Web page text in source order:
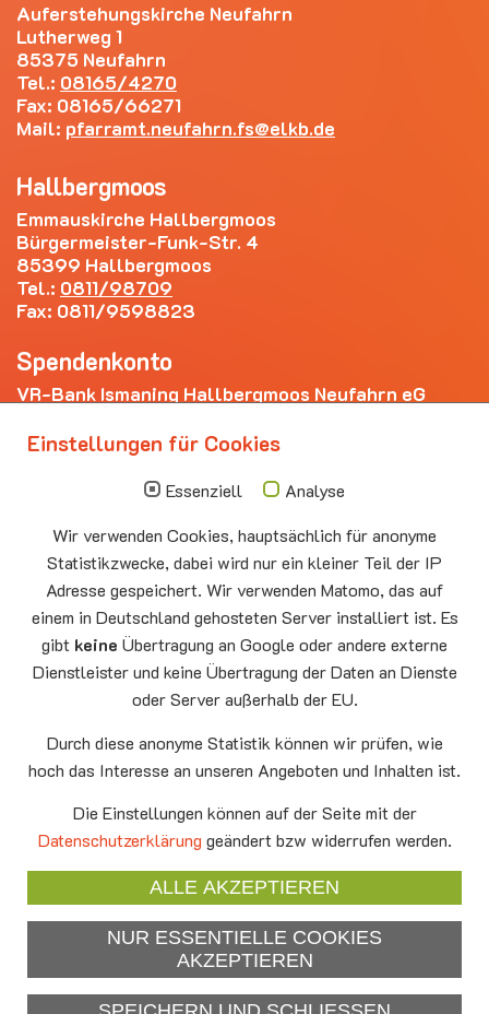
Auferstehungskirche Neufahrn
Lutherweg 1
85375 Neufahrn
Tel.: 08165/4270
Fax: 08165/66271
Mail: pfarramt.neufahrn.fs elkb.de
Hallbergmoos
Emmauskirche Hallbergmoos
Bürgermeister-Funk-Str. 4
85399 Hallbergmoos
Tel.: 0811/98709
Fax: 0811/9598823
Spendenkonto
VR-Bank Ismaning Hallbergmoos Neufahrn eG
Die nächsten Termine
10.00 - 11.00
Auferstehungskirche Neufahrn
Montag
15.00 - 17.00
10.08
Senioren-Spieletreff Neufahrn
Auferstehungskirche Neufahrn
Mittwoch
20.00 Offenes Ende
Godtimes
Facebook
YouTube
Newsletter
Impressum
Datenschutzerklärung
Einstellungen für Cookies
Essenziell
Analyse
Wir verwenden Cookies, hauptsächlich für anonyme
Statistikzwecke, dabei wird nur ein kleiner Teil der IP
Adresse gespeichert. Wir verwenden Matomo, das auf
einem in Deutschland gehosteten Server installiert ist. Es
gibt keine Übertragung an Google oder andere externe
Dienstleister und keine Übertragung der Daten an Dienste
oder Server außerhalb der EU.
Durch diese anonyme Statistik können wir prüfen, wie
hoch das Interesse an unseren Angeboten und Inhalten ist.
Die Einstellungen können auf der Seite mit der
Datenschutzerklärung geändert bzw widerrufen werden.
ALLE AKZEPTIEREN
NUR ESSENTIELLE COOKIES
AKZEPTIEREN